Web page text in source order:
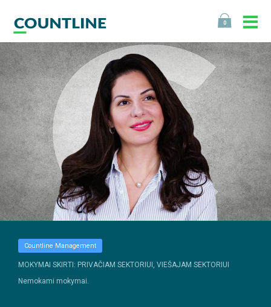
0
Countline Management
MOKYMAI SKIRTI: PRIVAČIAM SEKTORIUI, VIEŠAJAM SEKTORIUI
Nemokami mokymai.